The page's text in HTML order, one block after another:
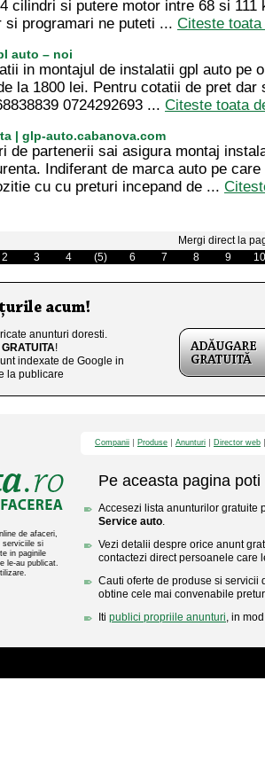
cilindri si putere motor intre 68 si 111
si programari ne puteti ... Citeste
auto – noi
in montajul de instalatii gpl auto pe
la 1800 lei. Pentru cotatii de pret dar
0724292693 ... Citeste toata
| glp-auto.cabanova.com
de partenerii sai asigura montaj
Indiferant de marca auto pe
cu cu preturi incepand de ...
Mergi direct la
2 3 4 (5) 6 7 8 9 10
anunturi doresti.
GRATUITA!
indexate de Google in
la publicare
de afaceri,
serviciile si
in paginile
le-au publicat.
Companii Produse Anunturi Director web
Pe aceasta pagina poti
Accesezi lista anunturilor gratuite
Service auto.
Vezi detalii despre orice anunt
contactezi direct persoanele care
Cauti oferte de produse si servicii
obtine cele mai convenabile
Iti publici propriile anunturi, in